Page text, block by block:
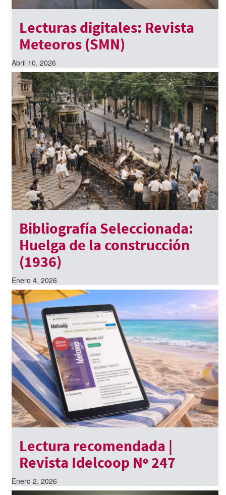
Lecturas digitales: Revista
Meteoros (SMN)
Abril 10, 2026
Bibliografía Seleccionada:
Huelga de la construcción
(1936)
Enero 4, 2026
Lectura recomendada |
Revista Idelcoop Nº 247
Enero 2, 2026